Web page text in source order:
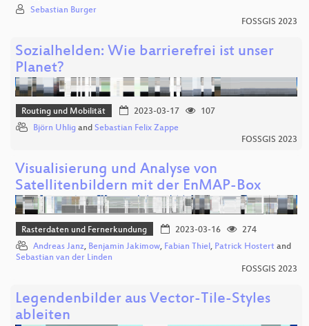
Sebastian Burger
FOSSGIS 2023
Sozialhelden: Wie barrierefrei ist unser
Planet?
Routing und Mobilität 2023-03-17
107
Björn Uhlig and Sebastian Felix Zappe
FOSSGIS 2023
Visualisierung und Analyse von
Satellitenbildern mit der EnMAP-Box
Rasterdaten und Fernerkundung 2023-03-16
274
Andreas Janz, Benjamin Jakimow, Fabian Thiel, Patrick Hostert and
Sebastian van der Linden
FOSSGIS 2023
Legendenbilder aus Vector-Tile-Styles
ableiten